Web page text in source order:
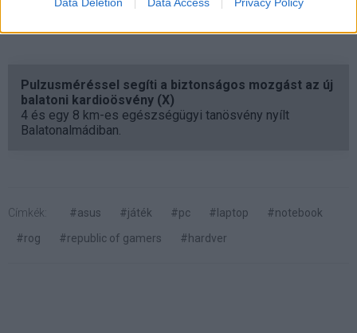
Pulzusméréssel segíti a biztonságos mozgást az új
balatoni kardioösvény (X)
4 és egy 8 km-es egészségügyi tanösvény nyílt
Balatonalmádiban.
Címkék: #asus #játék #pc #laptop
#notebook
#rog
#republic of gamers #hardver